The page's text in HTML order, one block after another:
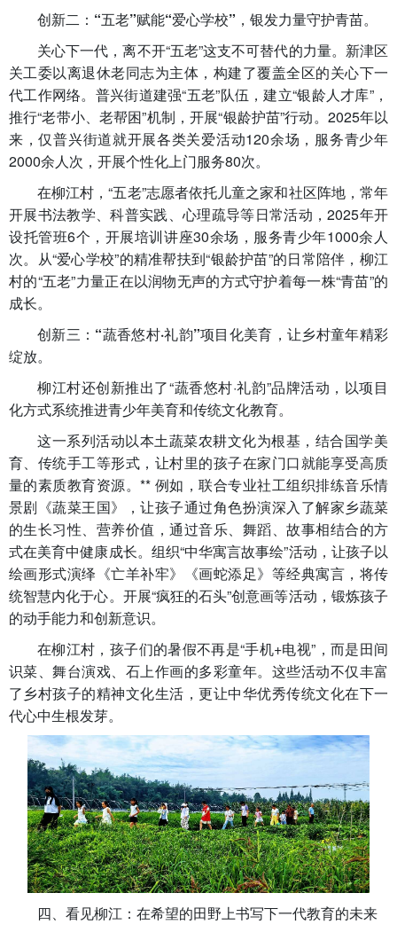
创新二：“五老”赋能“爱心学校”，银发力量守护青苗。
关心下一代，离不开“五老”这支不可替代的力量。新津区
关工委以离退休老同志为主体，构建了覆盖全区的关心下一
代工作网络。普兴街道建强“五老”队伍，建立“银龄人才库”，
推行“老带小、老帮困”机制，开展“银龄护苗”行动。2025年以
来，仅普兴街道就开展各类关爱活动120余场，服务青少年
2000余人次，开展个性化上门服务80次。
在柳江村，“五老”志愿者依托儿童之家和社区阵地，常年
开展书法教学、科普实践、心理疏导等日常活动，2025年开
设托管班6个，开展培训讲座30余场，服务青少年1000余人
次。从“爱心学校”的精准帮扶到“银龄护苗”的日常陪伴，柳江
村的“五老”力量正在以润物无声的方式守护着每一株“青苗”的
成长。
创新三：“蔬香悠村·礼韵”项目化美育，让乡村童年精彩
绽放。
柳江村还创新推出了“蔬香悠村·礼韵”品牌活动，以项目
化方式系统推进青少年美育和传统文化教育。
这一系列活动以本土蔬菜农耕文化为根基，结合国学美
育、传统手工等形式，让村里的孩子在家门口就能享受高质
量的素质教育资源。** 例如，联合专业社工组织排练音乐情
景剧《蔬菜王国》，让孩子通过角色扮演深入了解家乡蔬菜
的生长习性、营养价值，通过音乐、舞蹈、故事相结合的方
式在美育中健康成长。组织“中华寓言故事绘”活动，让孩子以
绘画形式演绎《亡羊补牢》《画蛇添足》等经典寓言，将传
统智慧内化于心。开展“疯狂的石头”创意画等活动，锻炼孩子
的动手能力和创新意识。
在柳江村，孩子们的暑假不再是“手机+电视”，而是田间
识菜、舞台演戏、石上作画的多彩童年。这些活动不仅丰富
了乡村孩子的精神文化生活，更让中华优秀传统文化在下一
代心中生根发芽。
四、看见柳江：在希望的田野上书写下一代教育的未来